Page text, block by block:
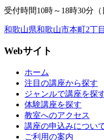
受付時間10時～18時30分（
和歌山県和歌山市本町2丁
Webサイト
ホーム
注目の講座から探す
ジャンルで講座を探
体験講座を探す
教室へのアクセス
講座の申込みについ
ご利用の案内